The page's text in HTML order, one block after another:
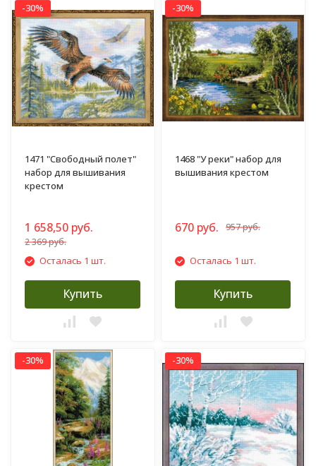
-30%
1471 "Свободный полет"
набор для вышивания
крестом
1 658,50 руб.
2 369 руб.
Осталась 1 шт.
Купить
-30%
1468 "У реки" набор для
вышивания крестом
670 руб. 957 руб.
Осталась 1 шт.
Купить
-30% -30%